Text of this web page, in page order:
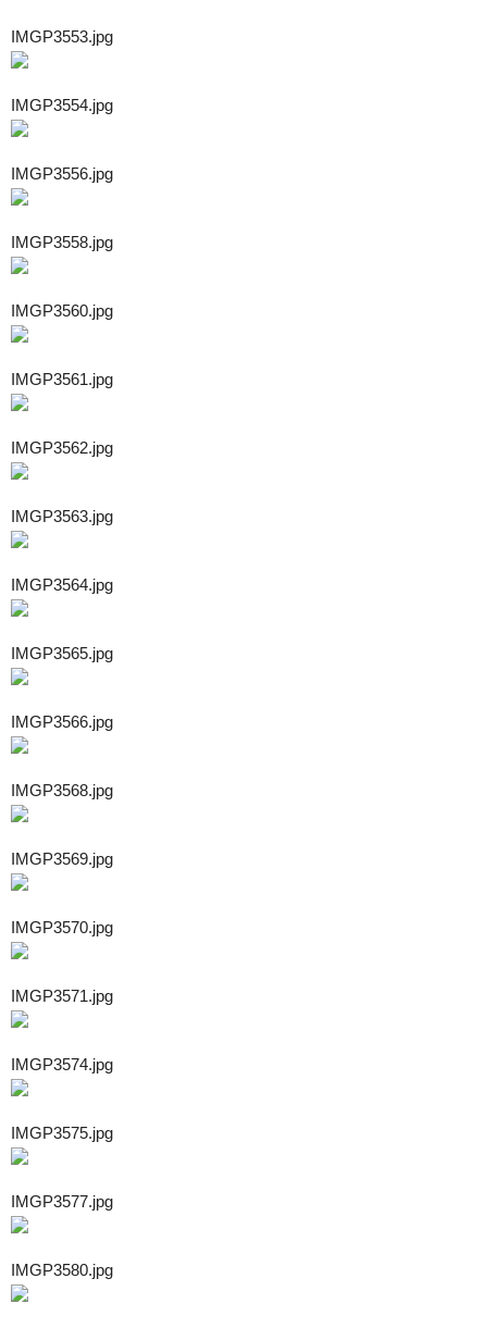
IMGP3553.jpg
IMGP3554.jpg
IMGP3556.jpg
IMGP3558.jpg
IMGP3560.jpg
IMGP3561.jpg
IMGP3562.jpg
IMGP3563.jpg
IMGP3564.jpg
IMGP3565.jpg
IMGP3566.jpg
IMGP3568.jpg
IMGP3569.jpg
IMGP3570.jpg
IMGP3571.jpg
IMGP3574.jpg
IMGP3575.jpg
IMGP3577.jpg
IMGP3580.jpg